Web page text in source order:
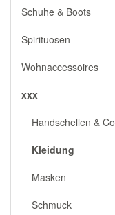
Schuhe & Boots
Spirituosen
Wohnaccessoires
xxx
Handschellen & Co
Kleidung
Masken
Schmuck